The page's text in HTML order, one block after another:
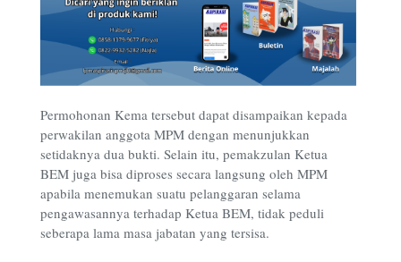
Permohonan Kema tersebut dapat disampaikan kepada
perwakilan anggota MPM dengan menunjukkan
setidaknya dua bukti. Selain itu, pemakzulan Ketua
BEM juga bisa diproses secara langsung oleh MPM
apabila menemukan suatu pelanggaran selama
pengawasannya terhadap Ketua BEM, tidak peduli
seberapa lama masa jabatan yang tersisa.